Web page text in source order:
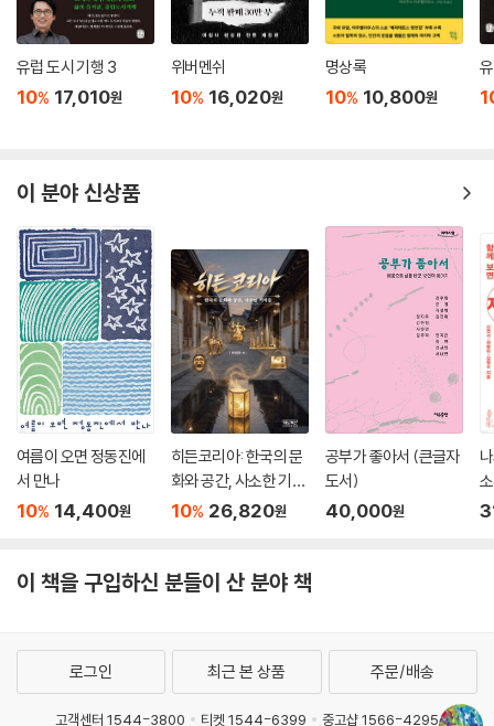
유럽 도시 기행 3
10% 17,010원
위버멘쉬
10% 16,020원
명상록
10% 10,800원
이 분야 신상품
여름이 오면 정동진에
서 만나
10% 14,400원
히든코리아: 한국의 문
화와 공간, 사소한 기적
들
10% 26,820원
공부가 좋아서 (큰글자
도서)
40,000원
이 책을 구입하신 분들이 산 분야 책
로그인 최근 본 상품 주문/배송
고객센터 1544-3800 티켓 1544-6399 중고샵 1566-4295